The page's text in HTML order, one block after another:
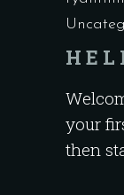
your
then